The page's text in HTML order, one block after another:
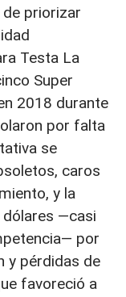
priorizar
Testa La
Super
2018 durante
por falta
se
caros
y la
dólares —casi
por
y pérdidas de
favoreció a